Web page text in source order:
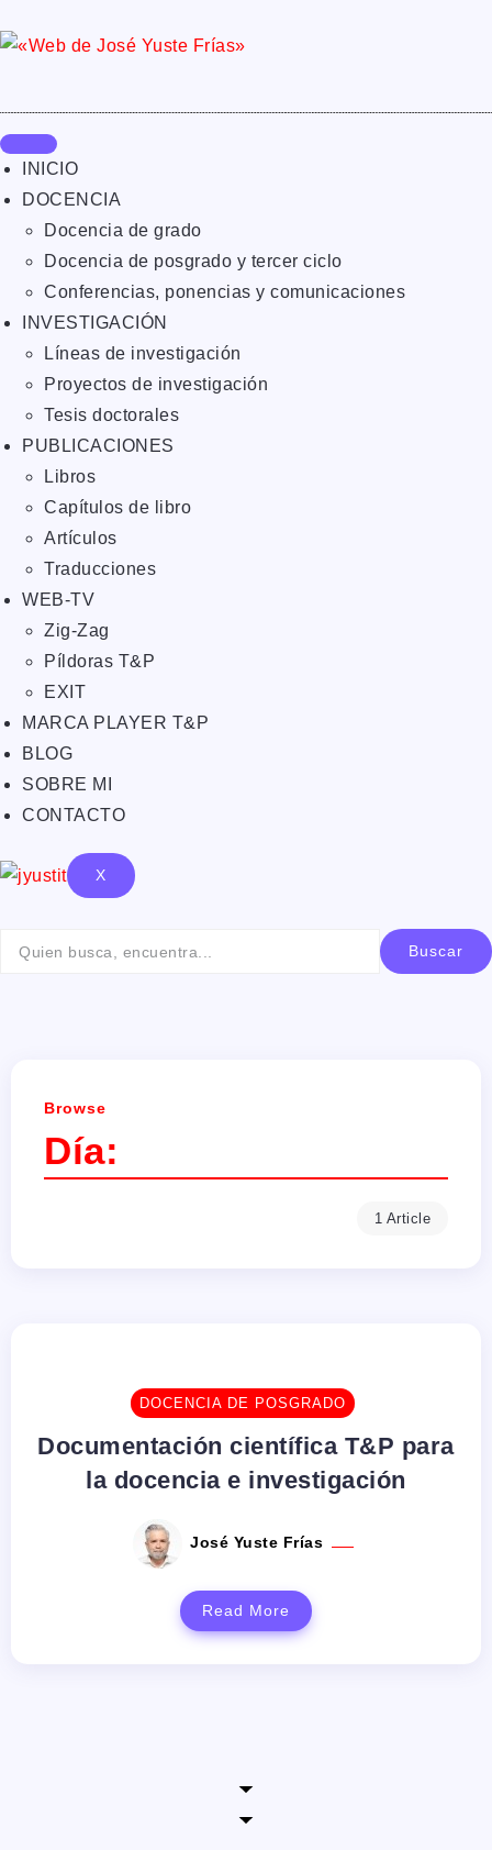
INICIO
DOCENCIA
Docencia de grado
Docencia de posgrado y tercer ciclo
Conferencias, ponencias y comunicaciones
INVESTIGACIÓN
Líneas de investigación
Proyectos de investigación
Tesis doctorales
PUBLICACIONES
Libros
Capítulos de libro
Artículos
Traducciones
WEB-TV
Zig-Zag
Píldoras T&P
EXIT
MARCA PLAYER T&P
BLOG
SOBRE MI
CONTACTO
X
Buscar
Browse
Día:
1 Article
DOCENCIA DE POSGRADO
Documentación científica T&P para
la docencia e investigación
José Yuste Frías
Read More